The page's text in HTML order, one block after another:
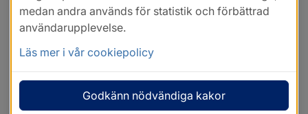
medan andra används för statistik och förbättrad
användarupplevelse.
Läs mer i vår cookiepolicy
Godkänn nödvändiga kakor